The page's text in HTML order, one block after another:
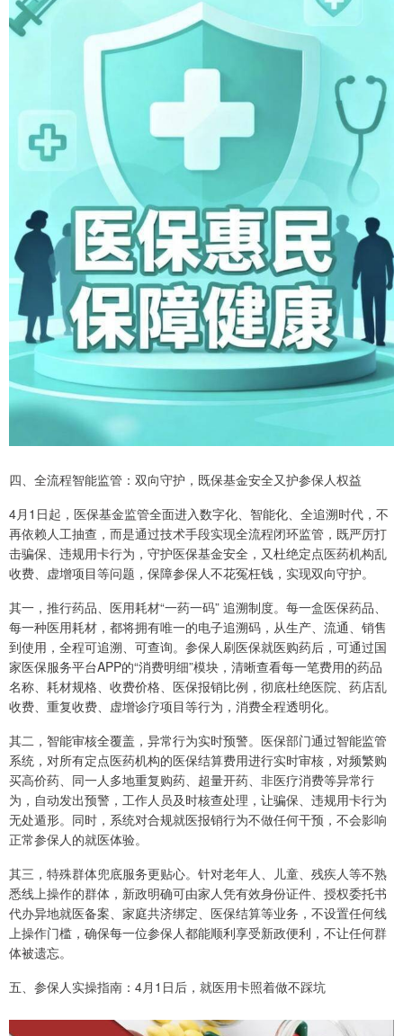
四、全流程智能监管：双向守护，既保基金安全又护参保人权益
4月1日起，医保基金监管全面进入数字化、智能化、全追溯时代，不
再依赖人工抽查，而是通过技术手段实现全流程闭环监管，既严厉打
击骗保、违规用卡行为，守护医保基金安全，又杜绝定点医药机构乱
收费、虚增项目等问题，保障参保人不花冤枉钱，实现双向守护。
其一，推行药品、医用耗材“一药一码” 追溯制度。每一盒医保药品、
每一种医用耗材，都将拥有唯一的电子追溯码，从生产、流通、销售
到使用，全程可追溯、可查询。参保人刷医保就医购药后，可通过国
家医保服务平台APP的“消费明细”模块，清晰查看每一笔费用的药品
名称、耗材规格、收费价格、医保报销比例，彻底杜绝医院、药店乱
收费、重复收费、虚增诊疗项目等行为，消费全程透明化。
其二，智能审核全覆盖，异常行为实时预警。医保部门通过智能监管
系统，对所有定点医药机构的医保结算费用进行实时审核，对频繁购
买高价药、同一人多地重复购药、超量开药、非医疗消费等异常行
为，自动发出预警，工作人员及时核查处理，让骗保、违规用卡行为
无处遁形。同时，系统对合规就医报销行为不做任何干预，不会影响
正常参保人的就医体验。
其三，特殊群体兜底服务更贴心。针对老年人、儿童、残疾人等不熟
悉线上操作的群体，新政明确可由家人凭有效身份证件、授权委托书
代办异地就医备案、家庭共济绑定、医保结算等业务，不设置任何线
上操作门槛，确保每一位参保人都能顺利享受新政便利，不让任何群
体被遗忘。
五、参保人实操指南：4月1日后，就医用卡照着做不踩坑